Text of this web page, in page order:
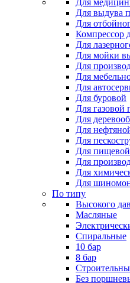
Для
Для выдува
Для
Компрессор
Для
Для мойки
Для
Для
Для
Для буровой
Для
Для
Для
Для
Для
Для
Для
Для
По типу
Высокого
Масляные
Спиральные
10 бар
8 бар
Без